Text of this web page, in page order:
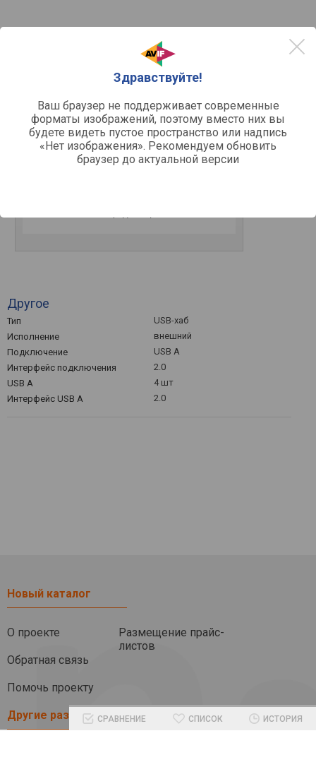
Здравствуйте!
Ваш браузер не поддерживает современные
форматы изображений, поэтому вместо них вы
будете видеть пустое пространство или надпись
«Нет изображения». Рекомендуем обновить
браузер до актуальной версии
4k
Другое
Тип
USB-хаб
Исполнение
внешний
Подключение
USB A
Интерфейс подключения
2.0
USB А
4 шт
Интерфейс USB A
2.0
Новый каталог
О проекте
Обратная связь
Помочь проекту
Размещение прайс-
листов
Другие разделыСРАВНЕНИЕ СПИСОК ИСТОРИЯ